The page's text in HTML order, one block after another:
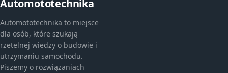
Automototechnika
Automototechnika to miejsce
dla osób, które szukają
rzetelnej wiedzy o budowie i
utrzymaniu samochodu.
Piszemy o rozwiązaniach